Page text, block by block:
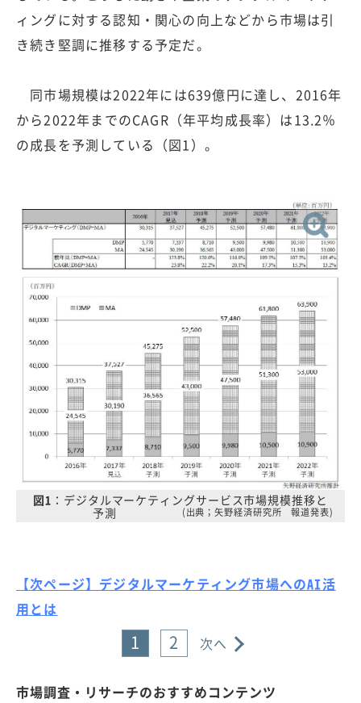
ィングに対する認知・関心の向上などから市場は引
き続き堅調に推移する予定だ。
同市場規模は2022年には639億円に達し、2016年
から2022年までのCAGR（年平均成長率）は13.2％
の成長を予測している（図1）。
図1 ：デジタルマーケティングサービス市場規模推移と
予測
(出典；矢野経済研究所 報道発表)
【次ページ】デジタルマーケティング市場へのAI活
用とは
1 2 次へ
市場調査・リサーチのおすすめコンテンツ